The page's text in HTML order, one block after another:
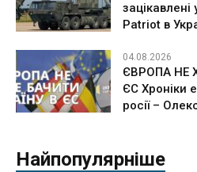
Patriot в
04.08.2026
ЄВРОПА НЕ
ЄС Хроніки
росії –
Найпопулярніше